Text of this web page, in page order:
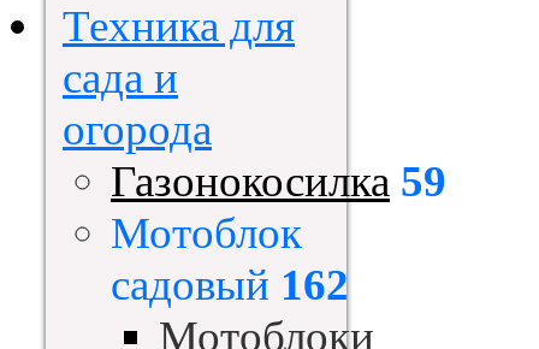
Техника для
сада и
огорода
Газонокосилка 59
Мотоблок
садовый 162
Мотоблоки